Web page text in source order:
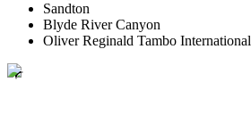
Sandton
Blyde River Canyon
Oliver Reginald Tambo International